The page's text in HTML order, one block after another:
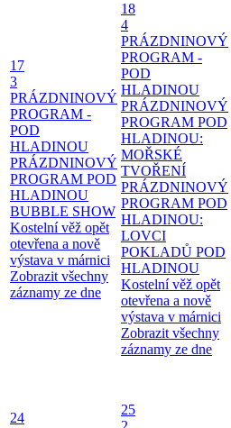
17
3
PRÁZDNINOVÝ
PROGRAM -
POD
HLADINOU
PRÁZDNINOVÝ
PROGRAM POD
HLADINOU
BUBBLE SHOW
Kostelní věž opět
otevřena a nově
výstava v márnici
Zobrazit všechny
záznamy ze dne
18
4
PRÁZDNINOVÝ
PROGRAM -
POD
HLADINOU
PRÁZDNINOVÝ
PROGRAM POD
HLADINOU:
MOŘSKÉ
TVOŘENÍ
PRÁZDNINOVÝ
PROGRAM POD
HLADINOU:
LOVCI
POKLADŮ POD
HLADINOU
Kostelní věž opět
otevřena a nově
výstava v márnici
Zobrazit všechny
záznamy ze dne
24
25